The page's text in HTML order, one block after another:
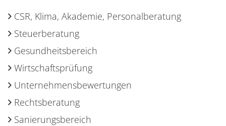
CSR, Klima, Akademie, Personalberatung
Steuerberatung
Gesundheitsbereich
Wirtschaftsprüfung
Unternehmensbewertungen
Rechtsberatung
Sanierungsbereich